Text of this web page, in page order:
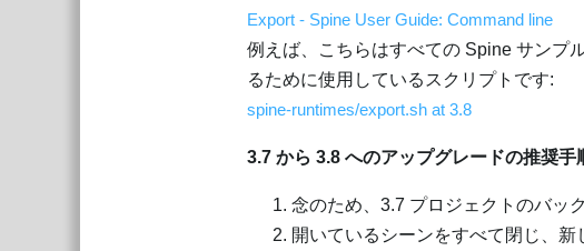
Export - Spine User Guide: Command line
例えば、こちらはすべての Spine サンプ
るために使用しているスクリプトです:
spine-runtimes/export.sh at 3.8
3.7 から 3.8 へのアップグレードの推奨手
念のため、3.7 プロジェクトのバッ
開いているシーンをすべて閉じ、